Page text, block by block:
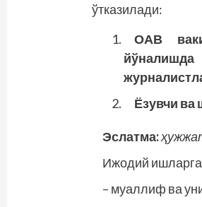
ўтказилади:
ОАВ
Ёзувчи ва
Эслатма:
Ижодий
– муаллиф ва